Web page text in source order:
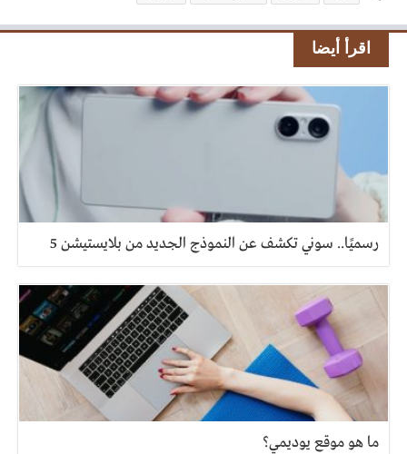
اقرأ أيضا
رسميًا.. سوني تكشف عن النموذج الجديد من بلايستيشن 5
ما هو موقع يوديمي؟